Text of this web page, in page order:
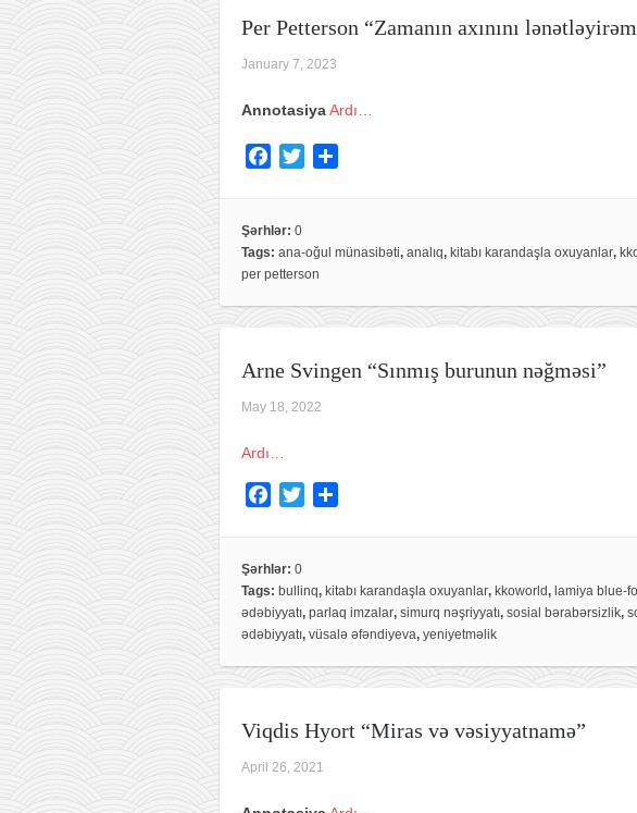
Per Petterson “Zamanın axınını
January 7, 2023
AnnotasiyaArdı…
e
b
o
o
t
e
r
e
Şərhlər: 0
Tags: ana-oğul münasibəti, analıq, kitabı karandaşla oxuyanlar,
per petterson
Arne Svingen “Sınmış burunun nəğməsi”
May 18, 2022
Ardı…
e
b
o
o
k
t
e
r
e
Şərhlər: 0
Tags: bullinq, kitabı karandaşla oxuyanlar, kkoworld, lamiya blue-
ədəbiyyatı, parlaq imzalar, simurq nəşriyyatı, sosial bərabərsizlik,
ədəbiyyatı, vüsalə əfəndiyeva, yeniyetməlik
Viqdis Hyort “Miras və vəsiyyatnamə”
April 26, 2021